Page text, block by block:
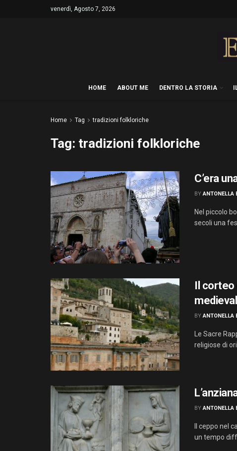
venerdì, Agosto 7, 2026
HOME ABOUT ME DENTRO LA STORIA
Home Tag tradizioni folkloriche
Tag: tradizioni folkloriche
C’era
BY ANTONELLA
Nel piccolo
secoli una
Il corteo
BY ANTONELLA
Le Sacre
religiose di
BY ANTONELLA
Il ceppo nel
un tempo